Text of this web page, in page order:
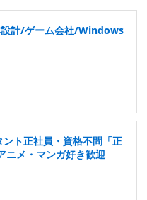
計/ゲーム会社/Windows
ト正社員・資格不問「正
ニメ・マンガ好き歓迎